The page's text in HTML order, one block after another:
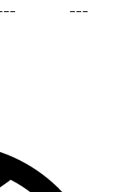
-- ---